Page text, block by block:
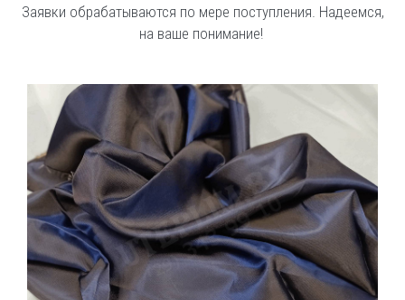
Заявки обрабатываются по мере поступления. Надеемся,
на ваше понимание!